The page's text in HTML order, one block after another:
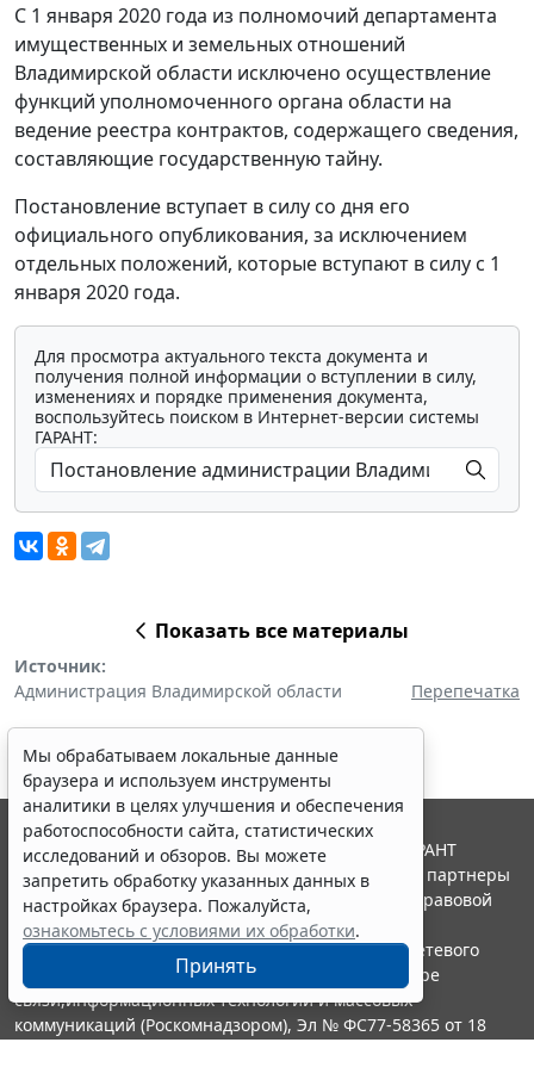
С 1 января 2020 года из полномочий департамента
имущественных и земельных отношений
Владимирской области исключено осуществление
функций уполномоченного органа области на
ведение реестра контрактов, содержащего сведения,
составляющие государственную тайну.
Постановление вступает в силу со дня его
официального опубликования, за исключением
отдельных положений, которые вступают в силу с 1
января 2020 года.
Для просмотра актуального текста документа и
получения полной информации о вступлении в силу,
изменениях и порядке применения документа,
воспользуйтесь поиском в Интернет-версии системы
ГАРАНТ:
Показать все материалы
Источник:
Администрация Владимирской области
Перепечатка
Мы обрабатываем локальные данные
браузера и используем инструменты
аналитики в целях улучшения и обеспечения
работоспособности сайта, статистических
исследований и обзоров. Вы можете
запретить обработку указанных данных в
настройках браузера. Пожалуйста,
ознакомьтесь с условиями их обработки.
Принять
© ООО "НПП "ГАРАНТ-СЕРВИС", 2026. Система ГАРАНТ
выпускается с 1990 года. Компания "Гарант" и ее партнеры
являются участниками Российской ассоциации правовой
информации ГАРАНТ.
Портал ГАРАНТ.РУ зарегистрирован в качестве сетевого
издания Федеральной службой по надзору в сфере
связи,информационных технологий и массовых
коммуникаций (Роскомнадзором), Эл № ФС77-58365 от 18